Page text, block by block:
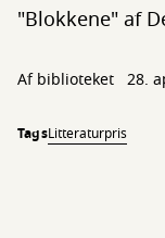
"Blokkene" af
Af biblioteket 28.
TagsLitteraturpris